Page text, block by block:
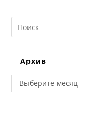
Search
this
Архив
Архив
Выберите месяц